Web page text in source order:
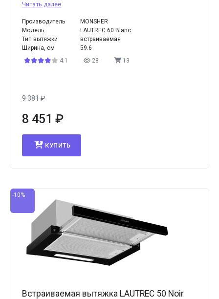
Читать далее
Производитель
MONSHER
Модель
LAUTREC 60 Blanc
Тип вытяжки
встраиваемая
Ширина, см
59.6
4.1
28 13
9 381₽
8 451 ₽
КУПИТЬ
-10%
Встраиваемая вытяжка LAUTREC 50 Noir